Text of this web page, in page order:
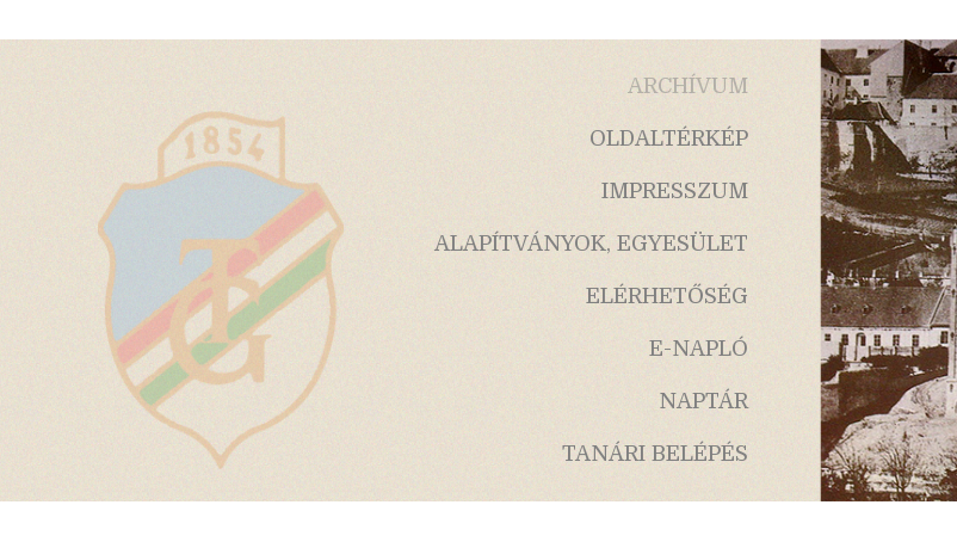
ARCHÍVUM
OLDALTÉRKÉP
IMPRESSZUM
ALAPÍTVÁNYOK, EGYESÜLET
ELÉRHETŐSÉG
E-NAPLÓ
NAPTÁR
TANÁRI BELÉPÉS